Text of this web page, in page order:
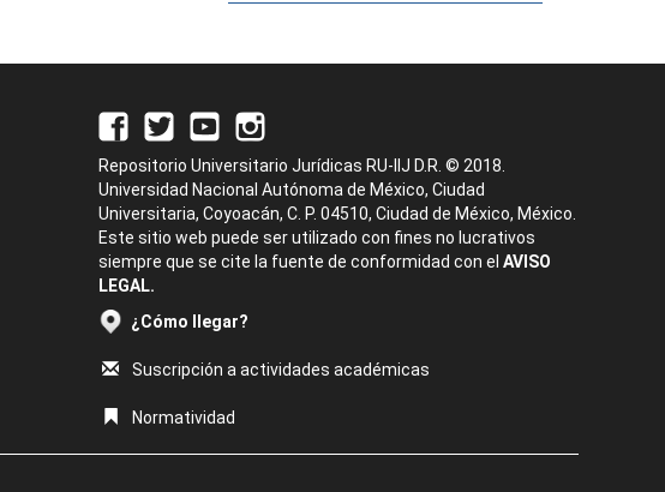
Repositorio Universitario Jurídicas RU-IIJ D.R. © 2018.
Universidad Nacional Autónoma de México, Ciudad
Universitaria, Coyoacán, C. P. 04510, Ciudad de México, México.
Este sitio web puede ser utilizado con fines no lucrativos
siempre que se cite la fuente de conformidad con el AVISO
LEGAL.
¿Cómo llegar?
Suscripción a actividades académicas
Normatividad